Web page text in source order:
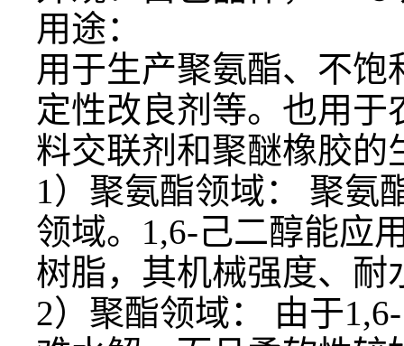
用途：
用于生产聚氨酯、不
定性改良剂等。也用
料交联剂和聚醚橡胶的
1）聚氨酯领域： 聚氨
领域。1,6-己二醇能应
树脂，其机械强度、耐
2）聚酯领域： 由于